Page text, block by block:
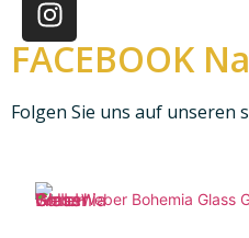
FACEBOOK
Folgen Sie uns auf unseren
Weber Bohemia Glass